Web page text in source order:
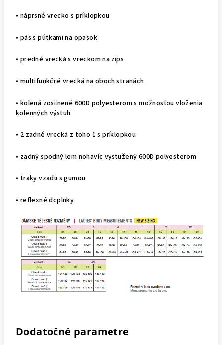
• náprsné vrecko s príklopkou
• pás s pútkami na opasok
• predné vrecká s vreckom na zips
• multifunkčné vrecká na oboch stranách
• kolená zosilnené 600D polyesterom s možnosťou vloženia
kolenných výstuh
• 2 zadné vrecká z toho 1 s príklopkou
• zadný spodný lem nohavíc vystužený 600D polyesterom
• traky vzadu s gumou
• reflexné doplnky
Dodatočné parametre